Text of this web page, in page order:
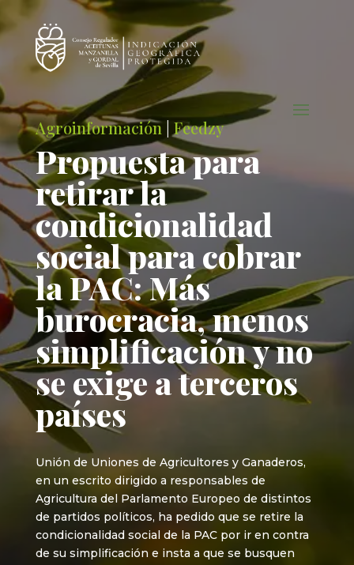
Agroinformación Feedzy
Propuesta para
retirar la
condicionalidad
social para cobrar
la PAC: Más
burocracia, menos
simplificación y no
se exige a terceros
países
Unión de Uniones de Agricultores y Ganaderos,
en un escrito dirigido a responsables de
Agricultura del Parlamento Europeo de distintos
de partidos políticos, ha pedido que se retire la
condicionalidad social de la PAC por ir en contra
de su simplificación e insta a que se busquen